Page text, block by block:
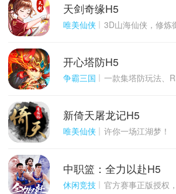
千百度h5
游戏
天剑奇缘H5
唯美仙侠 3D山海仙侠，修炼御
千百度h5
游戏
开心塔防H5
争霸三国 一款集塔防玩法、RPG策略、卡牌养成于一体的轻
千百度h5
游戏
新倚天屠龙记H5
唯美仙侠 许你一场江湖梦！
千百度h5
游戏
中职篮：全力以赴H5
休闲竞技 官方赛事正版授权，快来打造属于自己的